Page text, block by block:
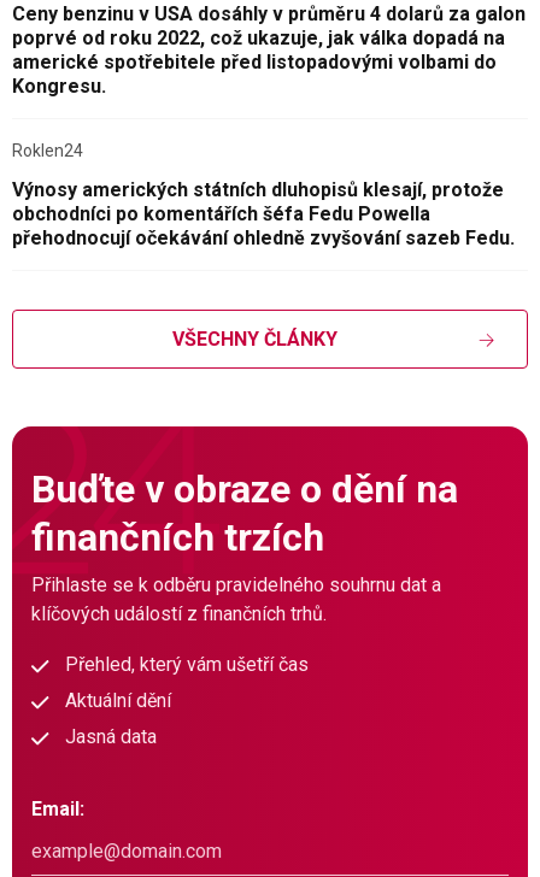
Ceny benzinu v USA dosáhly v průměru 4 dolarů za galon
poprvé od roku 2022, což ukazuje, jak válka dopadá na
americké spotřebitele před listopadovými volbami do
Kongresu.
Roklen24
Výnosy amerických státních dluhopisů klesají, protože
obchodníci po komentářích šéfa Fedu Powella
přehodnocují očekávání ohledně zvyšování sazeb Fedu.
VŠECHNY ČLÁNKY
Buďte v obraze o dění na
finančních trzích
Přihlaste se k odběru pravidelného souhrnu dat a
klíčových událostí z finančních trhů.
Přehled, který vám ušetří čas
Aktuální dění
Jasná data
Email: